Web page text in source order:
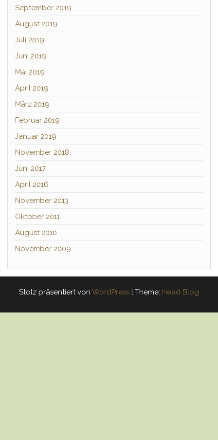
September 2019
August 2019
Juli 2019
Juni 2019
Mai 2019
April 2019
März 2019
Februar 2019
Januar 2019
November 2018
Juni 2017
April 2016
November 2013
Oktober 2011
August 2010
November 2009
Stolz präsentiert von WordPress | Theme: Head Blog